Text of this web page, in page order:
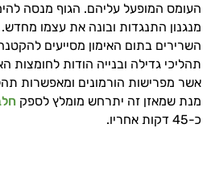
העומס המופעל עליהם. הגוף מנסה
מנגנון התנגדות ובונה את עצמו
השרירים בתום האימון מסייעים
תהליכי גדילה ובנייה הודות לחומצות
אשר מפרישות הורמונים ומאפשרות
מנת שמאזן זה יתרחש מומלץ לספק
כ-45 דקות אחריו.
אני כאן כדי לעזור לך
התזונה ומוצרי הבריאות
ולמצב הגופני שלך, ולהסביר
עובדים יחד כדי למקסם
יום וגם בתחום הכושר
המטרה שלי היא להתאים